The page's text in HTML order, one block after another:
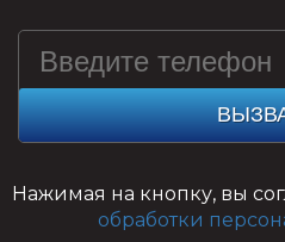
Нажимая на кнопку, вы
обработки